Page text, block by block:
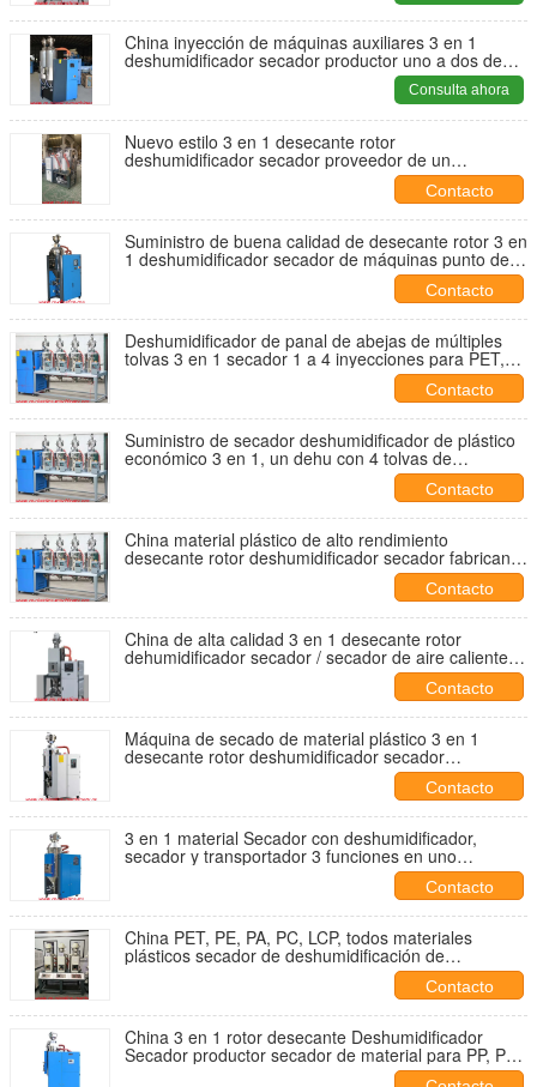
China inyección de máquinas auxiliares 3 en 1
deshumidificador secador productor uno a dos de
alta calidad buen precio agente buscadoConsulta ahora
Nuevo estilo 3 en 1 desecante rotor
deshumidificador secador proveedor de un
deshumidificador con dos silos de tolvas buen precio
Contacto
Suministro de buena calidad de desecante rotor 3 en
1 deshumidificador secador de máquinas punto de
rocío inferior a -40C buen precio agente deseado
Contacto
Deshumidificador de panal de abejas de múltiples
tolvas 3 en 1 secador 1 a 4 inyecciones para PET,
Contacto
Suministro de secador deshumidificador de plástico
económico 3 en 1, un dehu con 4 tolvas de
materiales diferentes para 4 inyecciones, venta
popular de buena calidad en todo el mundoContacto
China material plástico de alto rendimiento
desecante rotor deshumidificador secador fabricante
de uno dehu con 4 diferentes material trampolinas a
4 inyecciones buena calidad buena venta en el
extranjero c
Contacto
China de alta calidad 3 en 1 desecante rotor
dehumidificador secador / secador de aire caliente
de inyecciones proveedor buen precio punto de
Contacto
Máquina de secado de material plástico 3 en 1
desecante rotor deshumidificador secador
Proveedor bajo punto de rocío inferior a -40C para
inyecciones alta calidad precio competitivo a Suiza
Contacto
3 en 1 material Secador con deshumidificador,
secador y transportador 3 funciones en uno
Proveedor de plásticos secador de silo buen precio a
Contacto
China PET, PE, PA, PC, LCP, todos materiales
plásticos secador de deshumidificación de
inyecciones Proveedor 3 tolvas en una venta
Contacto
China 3 en 1 rotor desecante Deshumidificador
Secador productor secador de material para PP, PC,